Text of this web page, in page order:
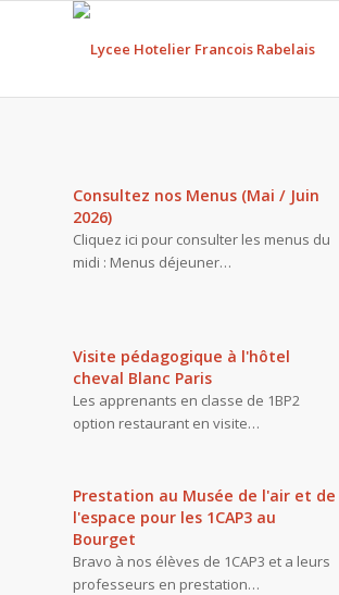
Consultez nos Menus (Mai / Juin
2026)
Cliquez ici pour consulter les menus du
midi : Menus déjeuner…
Visite pédagogique à l'hôtel
cheval Blanc Paris
Les apprenants en classe de 1BP2
option restaurant en visite…
Prestation au Musée de l'air et de
l'espace pour les 1CAP3 au
Bourget
Bravo à nos élèves de 1CAP3 et a leurs
professeurs en prestation…